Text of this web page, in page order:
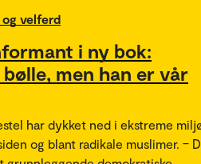
velferd
i ny bok:
men han er vår
har dykket ned i ekstreme
og blant radikale muslimer. –